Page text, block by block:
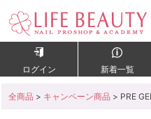
ログイン 新着一覧
全商品 > キャンペーン商品 > PRE